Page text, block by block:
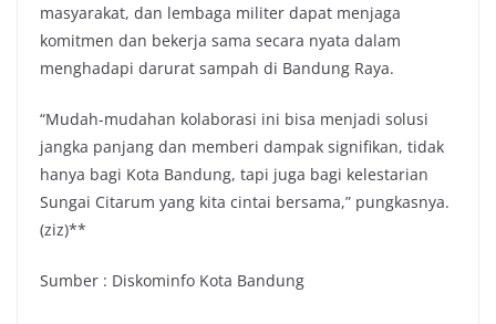
masyarakat, dan lembaga militer dapat menjaga
komitmen dan bekerja sama secara nyata dalam
menghadapi darurat sampah di Bandung Raya.
“Mudah-mudahan kolaborasi ini bisa menjadi solusi
jangka panjang dan memberi dampak signifikan, tidak
hanya bagi Kota Bandung, tapi juga bagi kelestarian
Sungai Citarum yang kita cintai bersama,” pungkasnya.
(ziz)**
Sumber : Diskominfo Kota Bandung